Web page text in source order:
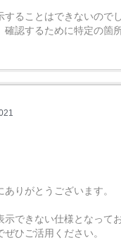
ることはできないのでし
認するために特定の箇
りがとうございます。
できない仕様となってお
ひご活用ください。